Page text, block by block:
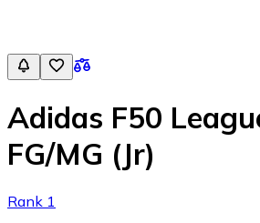
Adidas F50
FG/MG (Jr)
Rank 1